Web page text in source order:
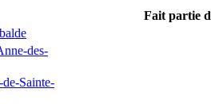
Fait partie
des-
Sainte-